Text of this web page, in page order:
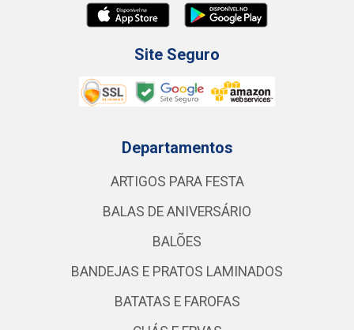
Site Seguro
Departamentos
ARTIGOS PARA FESTA
BALAS DE ANIVERSÁRIO
BALÕES
BANDEJAS E PRATOS LAMINADOS
BATATAS E FAROFAS